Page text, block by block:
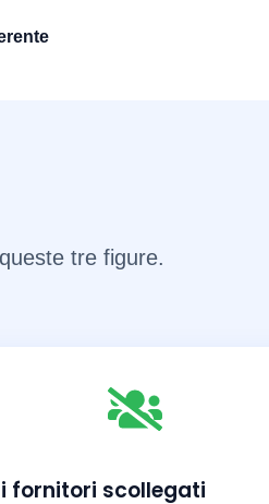
tre figure.
fornitori scollegati